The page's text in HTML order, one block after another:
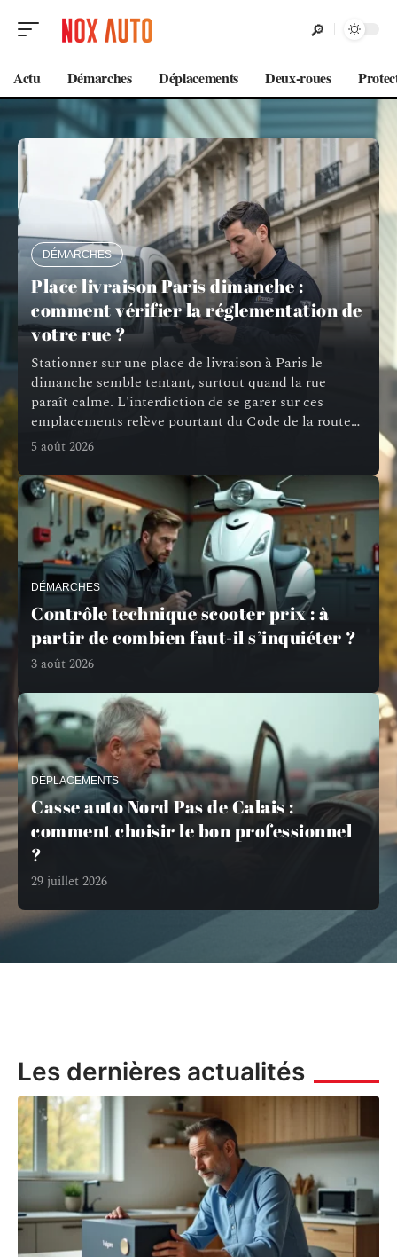
Actu Démarches Déplacements Deux-roues
DÉMARCHES
Place livraison Paris dimanche :
comment vérifier la réglementation de
votre rue ?
Stationner sur une place de livraison à Paris le
dimanche semble tentant, surtout quand la rue
paraît calme. L'interdiction de se garer sur ces
emplacements relève pourtant du Code de la route…
5 août 2026
DÉMARCHES
Contrôle technique scooter prix : à
partir de combien faut-il s’inquiéter ?
3 août 2026
DÉPLACEMENTS
Casse auto Nord Pas de Calais :
comment choisir le bon professionnel
?
29 juillet 2026
Les dernières actualités